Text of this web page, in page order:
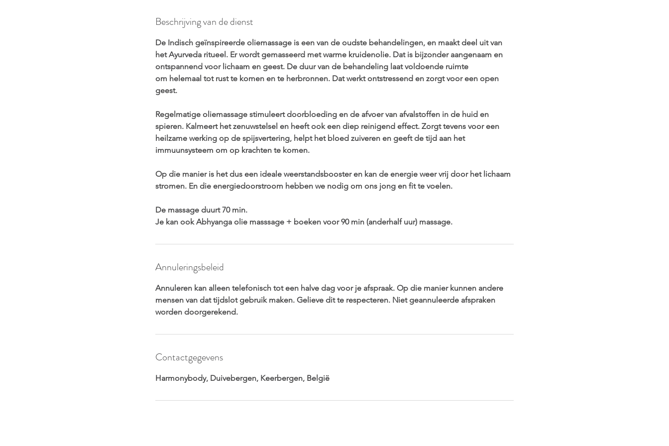
.
Beschrijving van de dienst
De Indisch geïnspireerde oliemassage is een van de oudste behandelingen, en maakt deel uit van
het Ayurveda ritueel. Er wordt gemasseerd met warme kruidenolie. Dat is bijzonder aangenaam en
ontspannend voor lichaam en geest. De duur van de behandeling laat voldoende ruimte
om helemaal tot rust te komen en te herbronnen. Dat werkt ontstressend en zorgt voor een open
geest.
Regelmatige oliemassage stimuleert doorbloeding en de afvoer van afvalstoffen in de huid en
spieren. Kalmeert het zenuwstelsel en heeft ook een diep reinigend effect. Zorgt tevens voor een
heilzame werking op de spijsvertering, helpt het bloed zuiveren en geeft de tijd aan het
immuunsysteem om op krachten te komen.
Op die manier is het dus een ideale weerstandsbooster en kan de energie weer vrij door het lichaam
stromen. En die energiedoorstroom hebben we nodig om ons jong en fit te voelen.
De massage duurt 70 min.
Annuleringsbeleid
Annuleren kan alleen telefonisch tot een halve dag voor je afspraak. Op die manier kunnen andere
mensen van dat tijdslot gebruik maken. Gelieve dit te respecteren. Niet geannuleerde afspraken
worden doorgerekend.
Contactgegevens
Harmonybody, Duivebergen, Keerbergen, België